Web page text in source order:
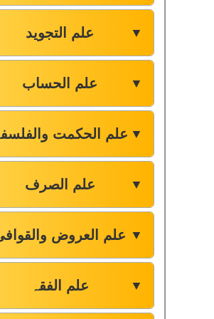
علم التجوید ▼
علم الحساب ▼
علم الحکمت ▼
علم الصرف ▼
علم العروض ▼
علم الفقہ ▼